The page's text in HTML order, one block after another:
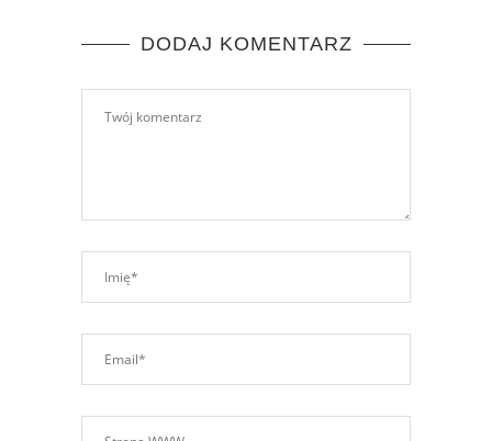
DODAJ KOMENTARZ